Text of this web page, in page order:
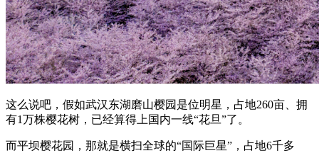
这么说吧，假如武汉东湖磨山樱园是位明星，占地260亩、拥
有1万株樱花树，已经算得上国内一线“花旦”了。
而平坝樱花园，那就是横扫全球的“国际巨星”，占地6千多